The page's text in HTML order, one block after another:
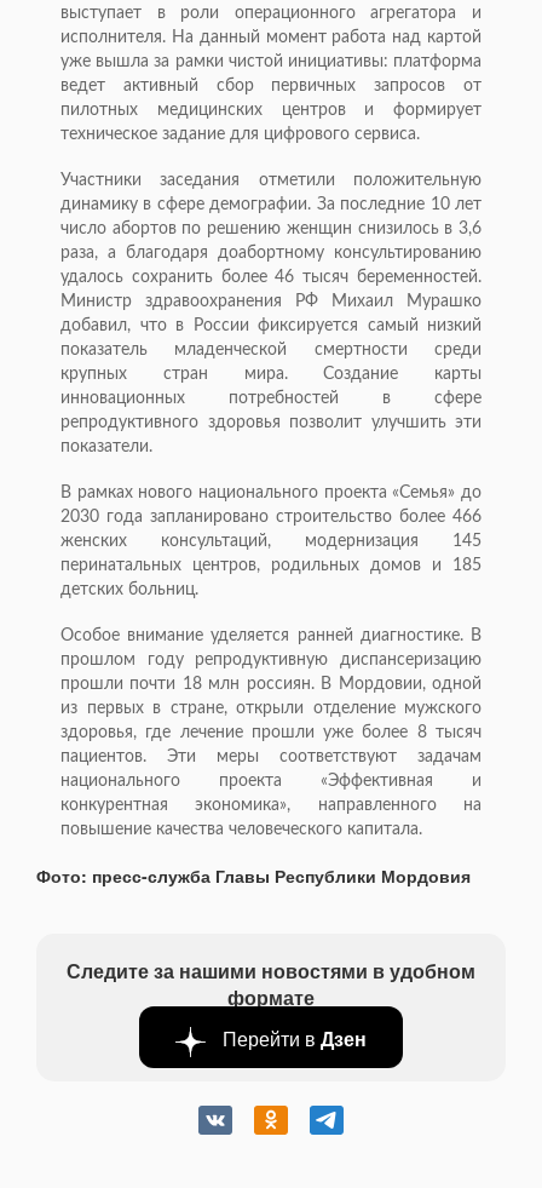
выступает в роли операционного агрегатора и
исполнителя. На данный момент работа над картой
уже вышла за рамки чистой инициативы: платформа
ведет активный сбор первичных запросов от
пилотных медицинских центров и формирует
техническое задание для цифрового сервиса.
Участники заседания отметили положительную
динамику в сфере демографии. За последние 10 лет
число абортов по решению женщин снизилось в 3,6
раза, а благодаря доабортному консультированию
удалось сохранить более 46 тысяч беременностей.
Министр здравоохранения РФ Михаил Мурашко
добавил, что в России фиксируется самый низкий
показатель младенческой смертности среди
крупных стран мира. Создание карты
инновационных потребностей в сфере
репродуктивного здоровья позволит улучшить эти
показатели.
В рамках нового национального проекта «Семья» до
2030 года запланировано строительство более 466
женских консультаций, модернизация 145
перинатальных центров, родильных домов и 185
детских больниц.
Особое внимание уделяется ранней диагностике. В
прошлом году репродуктивную диспансеризацию
прошли почти 18 млн россиян. В Мордовии, одной
из первых в стране, открыли отделение мужского
здоровья, где лечение прошли уже более 8 тысяч
пациентов. Эти меры соответствуют задачам
национального проекта «Эффективная и
конкурентная экономика», направленного на
повышение качества человеческого капитала.
Фото: пресс-служба Главы Республики Мордовия
Следите за нашими новостями в удобном
формате
Перейти в Дзен